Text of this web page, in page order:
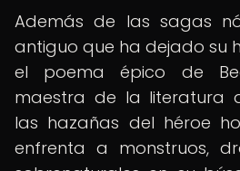
Además de las sagas
antiguo que ha dejado su
el poema épico de
maestra de la literatura
las hazañas del héroe
enfrenta a monstruos,